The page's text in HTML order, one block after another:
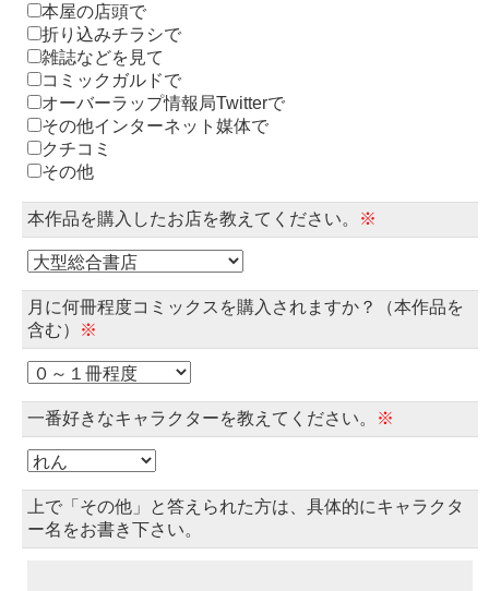
本屋の店頭で
折り込みチラシで
雑誌などを見て
コミックガルドで
オーバーラップ情報局Twitterで
その他インターネット媒体で
クチコミ
その他
本作品を購入したお店を教えてください。 ※
月に何冊程度コミックスを購入されますか？（本作品を
含む）
※
一番好きなキャラクターを教えてください。 ※
上で「その他」と答えられた方は、具体的にキャラクタ
ー名をお書き下さい。